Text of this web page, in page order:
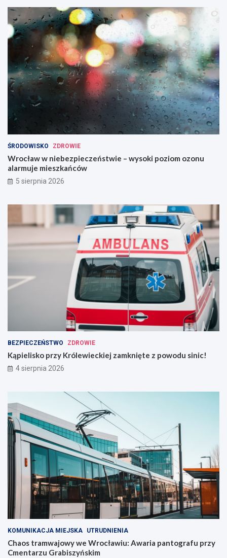
ŚRODOWISKO ZDROWIE
Wrocław w niebezpieczeństwie – wysoki poziom ozonu
alarmuje mieszkańców
5 sierpnia 2026
BEZPIECZEŃSTWO ZDROWIE
Kąpielisko przy Królewieckiej zamknięte z powodu sinic!
4 sierpnia 2026
KOMUNIKACJA MIEJSKA UTRUDNIENIA
Chaos tramwajowy we Wrocławiu: Awaria pantografu przy
Cmentarzu Grabiszyńskim